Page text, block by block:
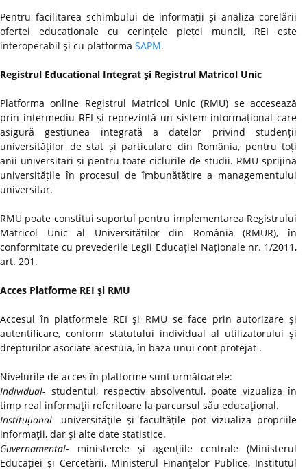
Pentru facilitarea schimbului de informații și analiza corelării
ofertei educaționale cu cerințele pieței muncii, REI este
interoperabil şi cu platforma SAPM.
Registrul Educational Integrat şi Registrul Matricol Unic
Platforma online Registrul Matricol Unic (RMU) se accesează
prin intermediu REI și reprezintă un sistem informațional care
asigură gestiunea integrată a datelor privind studenții
universităților de stat și particulare din România, pentru toți
anii universitari și pentru toate ciclurile de studii. RMU sprijină
universitățile în procesul de îmbunătățire a managementului
universitar.
RMU poate constitui suportul pentru implementarea Registrului
Matricol Unic al Universităților din România (RMUR), în
conformitate cu prevederile Legii Educației Naționale nr. 1/2011,
art. 201.
Acces Platforme REI şi RMU
Accesul în platformele REI şi RMU se face prin autorizare şi
autentificare, conform statutului individual al utilizatorului şi
drepturilor asociate acestuia, în baza unui cont protejat .
Nivelurile de acces în platforme sunt următoarele:
Individual- studentul, respectiv absolventul, poate vizualiza în
timp real informaţii referitoare la parcursul său educaţional.
Instituțional- universităţile şi facultăţile pot vizualiza propriile
informaţii, dar şi alte date statistice.
Guvernamental- ministerele şi agenţiile centrale (Ministerul
Educației și Cercetării, Ministerul Finanţelor Publice, Institutul